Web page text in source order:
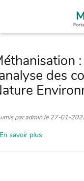
des
paradminle 27-01-
En savoir plus